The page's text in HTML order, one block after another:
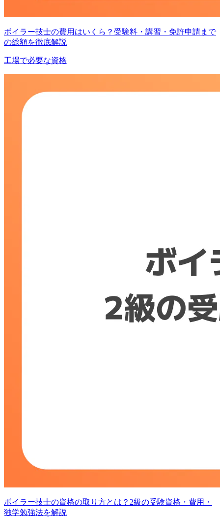
ボイラー技士の費用はいくら？受験料・講習・免許申請まで
の総額を徹底解説
工場で必要な資格
ボイラー技士の資格の取り方とは？2級の受験資格・費用・
独学勉強法を解説